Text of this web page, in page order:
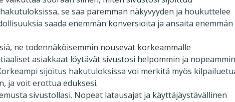
se saa paremman näkyvyyden ja houkuttelee
saada enemmän konversioita ja ansaita enemmän
ne todennäköisemmin nousevat korkeammalle
asiakkaat löytävät sivustosi helpommin ja
sijoitus hakutuloksissa voi merkitä myös
ja voit erottua eduksesi.
sivustollasi. Nopeat latausajat ja käyttäjäystävällinen